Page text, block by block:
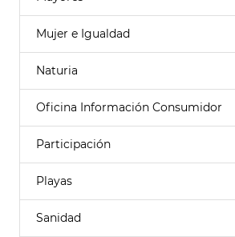
Mujer e Igualdad
Naturia
Oficina Información Consumidor
Participación
Playas
Sanidad